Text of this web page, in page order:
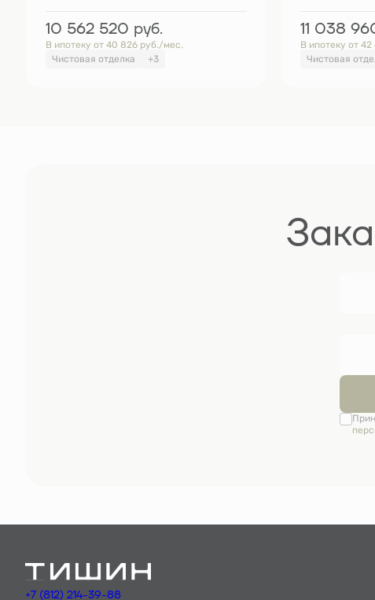
10 562 520 руб.
В ипотеку от 40 826 руб./мес.
Чистовая отделка
+3
11 038
В ипотеку от
Чистовая
+7 (812) 214-39-88